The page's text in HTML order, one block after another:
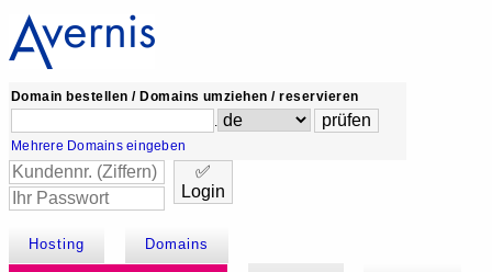
Domain bestellen / Domains umziehen / reservieren
.
Mehrere Domains eingeben
✅
Login
Hosting Domains